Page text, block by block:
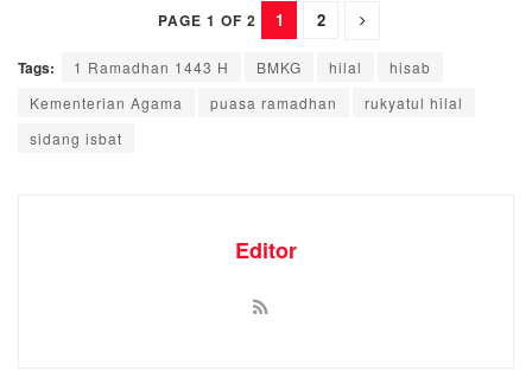
PAGE 1 OF 2 1 2
Tags: 1 Ramadhan 1443 H BMKG hilal
hisab
Kementerian Agama
puasa ramadhan
rukyatul hilal
sidang isbat
Editor